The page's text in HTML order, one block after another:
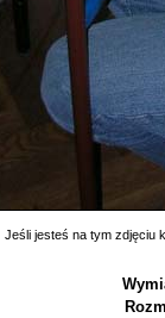
Jeśli jesteś na tym zdjęciu